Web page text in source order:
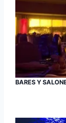
BARES Y